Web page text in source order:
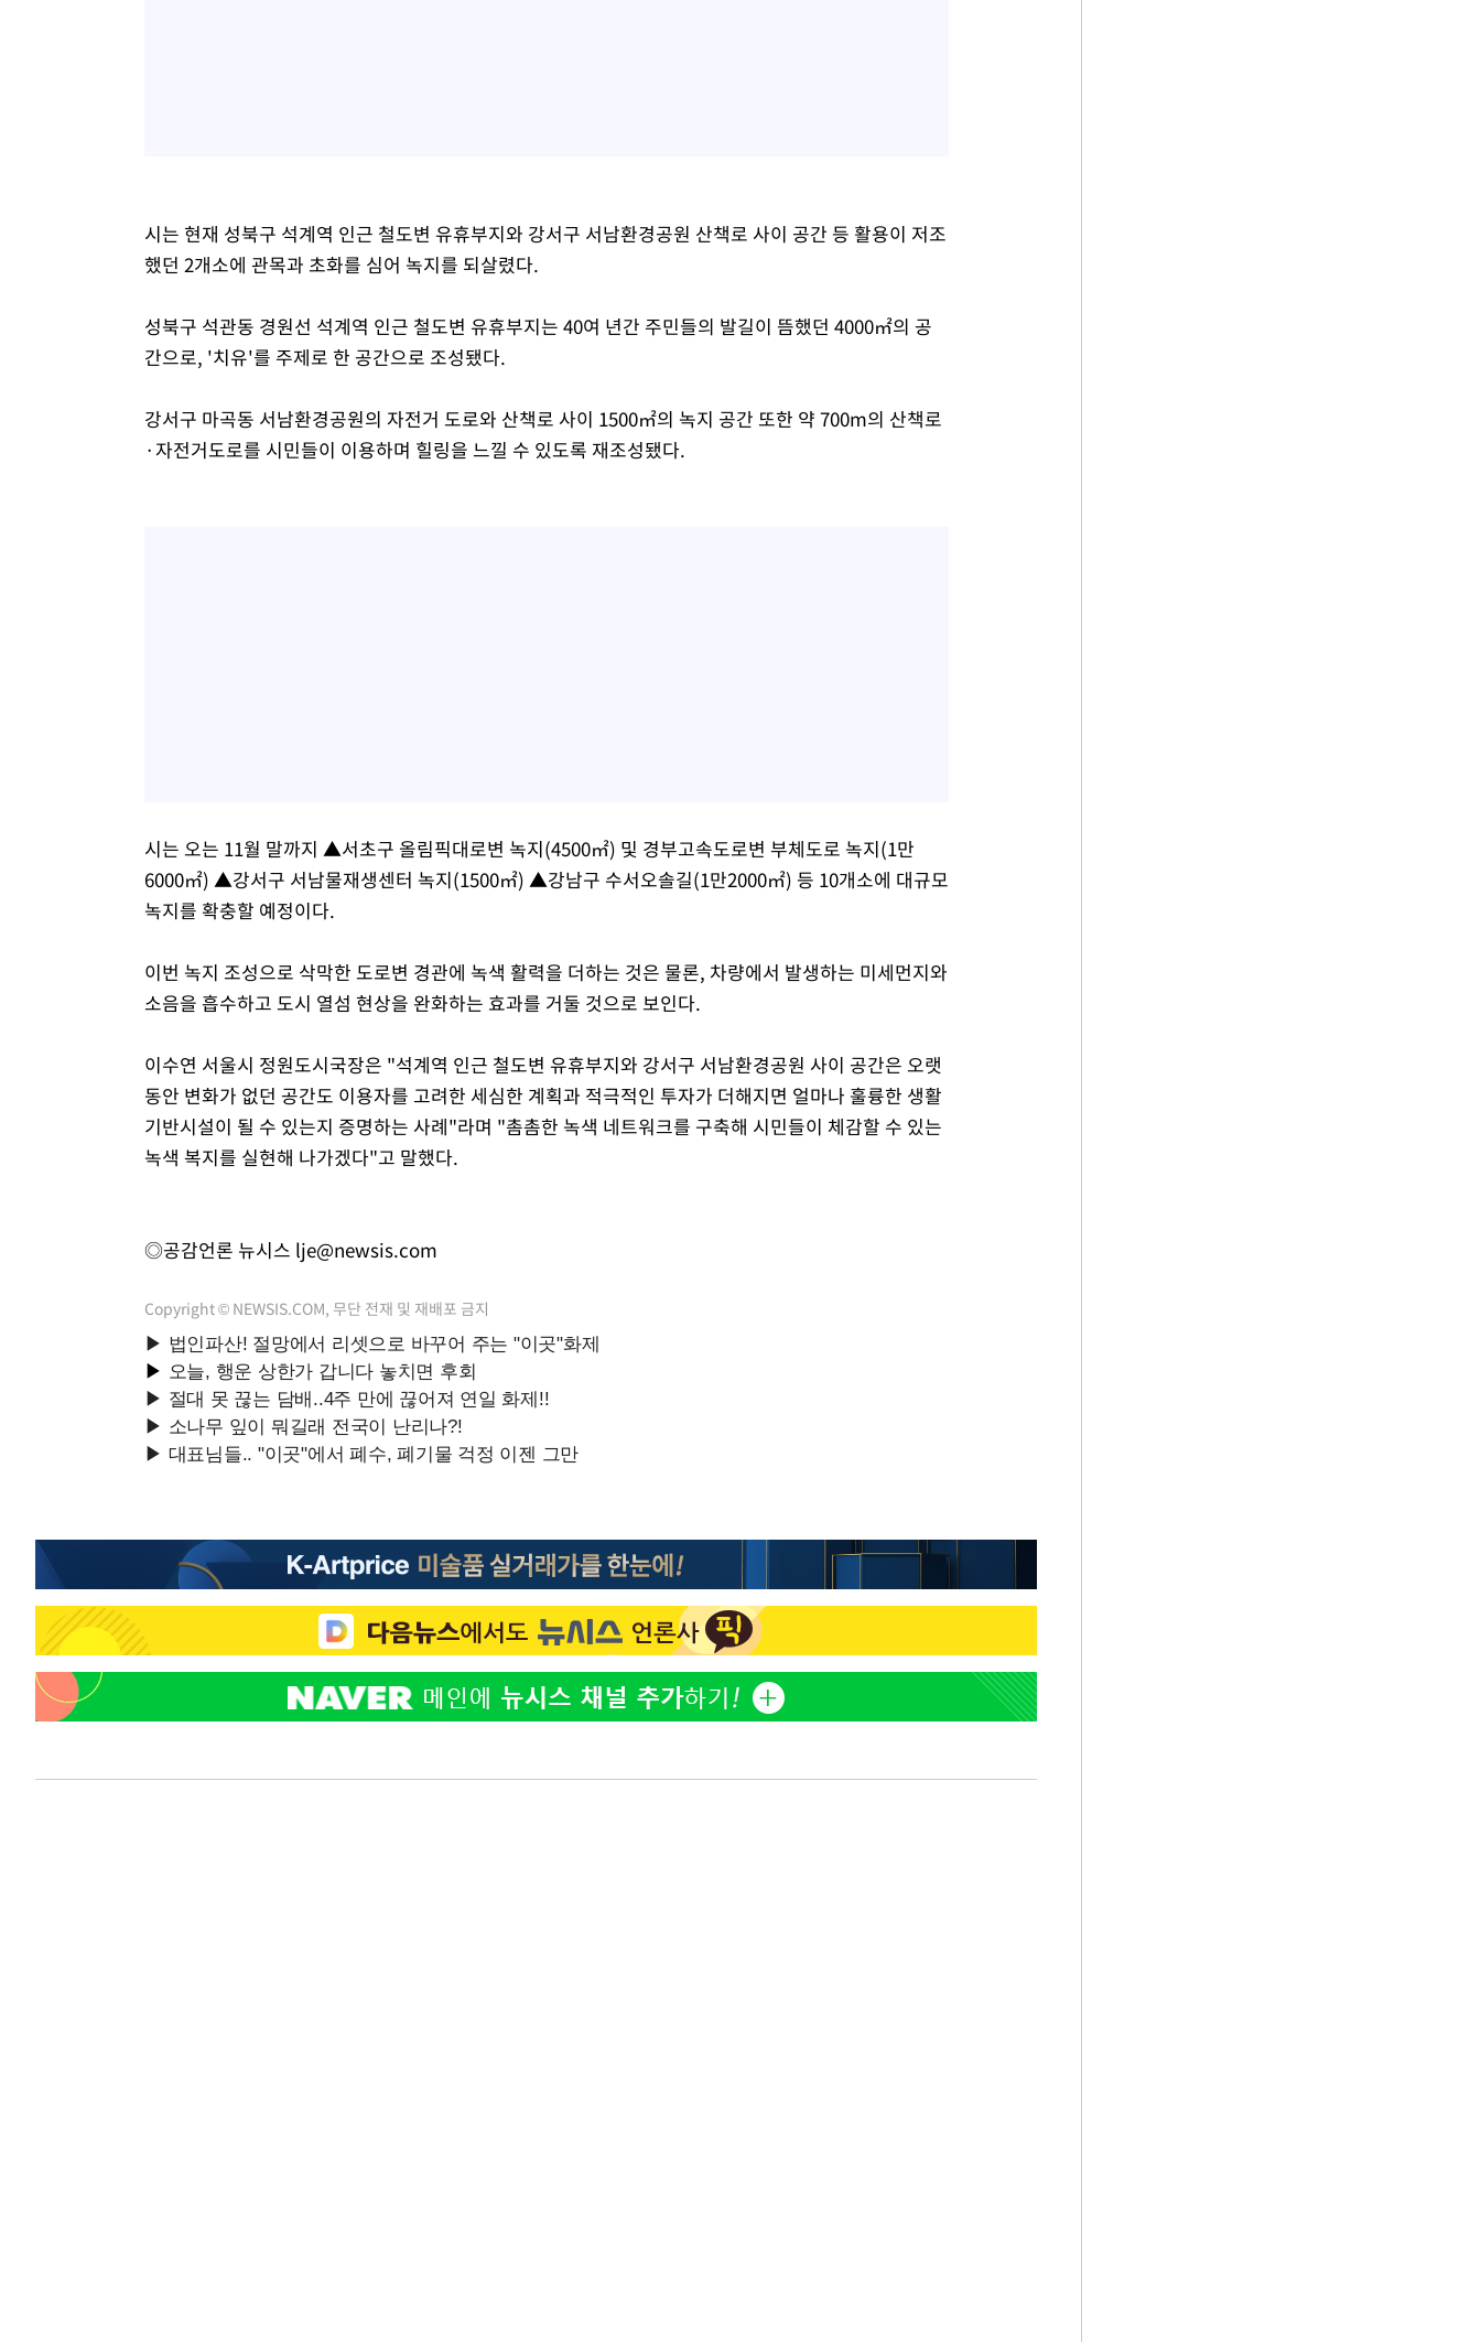
시는 현재 성북구 석계역 인근 철도변 유휴부지와 강서구 서남환경공원 산책로 사이 공간 등 활용이 저조
했던 2개소에 관목과 초화를 심어 녹지를 되살렸다.
성북구 석관동 경원선 석계역 인근 철도변 유휴부지는 40여 년간 주민들의 발길이 뜸했던 4000㎡의 공
간으로, '치유'를 주제로 한 공간으로 조성됐다.
강서구 마곡동 서남환경공원의 자전거 도로와 산책로 사이 1500㎡의 녹지 공간 또한 약 700m의 산책로
·자전거도로를 시민들이 이용하며 힐링을 느낄 수 있도록 재조성됐다.
시는 오는 11월 말까지 ▲서초구 올림픽대로변 녹지(4500㎡) 및 경부고속도로변 부체도로 녹지(1만
6000㎡) ▲강서구 서남물재생센터 녹지(1500㎡) ▲강남구 수서오솔길(1만2000㎡) 등 10개소에 대규모
녹지를 확충할 예정이다.
이번 녹지 조성으로 삭막한 도로변 경관에 녹색 활력을 더하는 것은 물론, 차량에서 발생하는 미세먼지와
소음을 흡수하고 도시 열섬 현상을 완화하는 효과를 거둘 것으로 보인다.
이수연 서울시 정원도시국장은 "석계역 인근 철도변 유휴부지와 강서구 서남환경공원 사이 공간은 오랫
동안 변화가 없던 공간도 이용자를 고려한 세심한 계획과 적극적인 투자가 더해지면 얼마나 훌륭한 생활
기반시설이 될 수 있는지 증명하는 사례"라며 "촘촘한 녹색 네트워크를 구축해 시민들이 체감할 수 있는
녹색 복지를 실현해 나가겠다"고 말했다.
◎공감언론 뉴시스 lje@newsis.com
Copyright © NEWSIS.COM, 무단 전재 및 재배포 금지